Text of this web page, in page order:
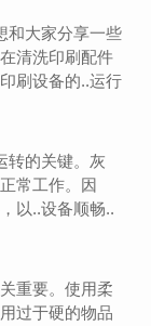
和大家分享一些
清洗印刷配件
刷设备的..运行
转的关键。灰
常工作。因
以..设备顺畅..
重要。使用柔
过于硬的物品